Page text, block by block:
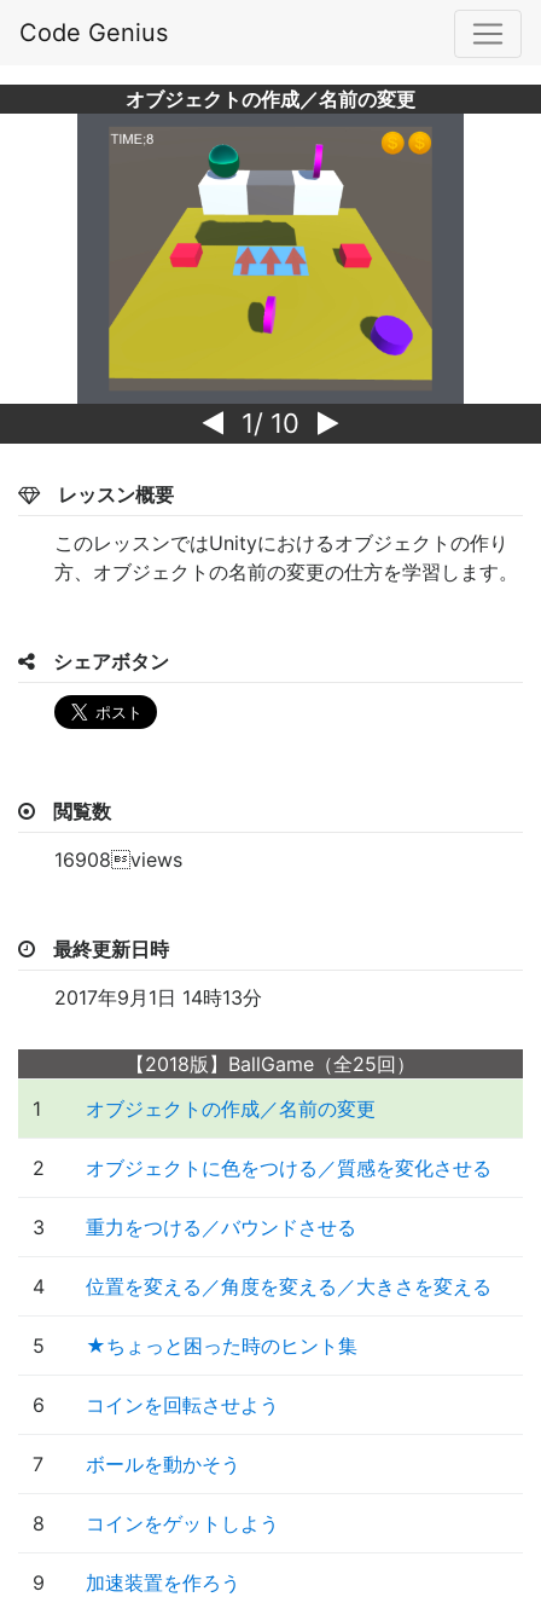
Code Genius
オブジェクトの作成／名前の変更
1/ 10
レッスン概要
このレッスンではUnityにおけるオブジェクトの作り
方、オブジェクトの名前の変更の仕方を学習します。
シェアボタン
閲覧数
16908views
最終更新日時
2017年9月1日 14時13分
【2018版】BallGame（全25回）
1
オブジェクトの作成／名前の変更
2 オブジェクトに色をつける／質感を変化させる
3 重力をつける／バウンドさせる
4 位置を変える／角度を変える／大きさを変える
5 ★ちょっと困った時のヒント集
6 コインを回転させよう
7 ボールを動かそう
8 コインをゲットしよう
9 加速装置を作ろう